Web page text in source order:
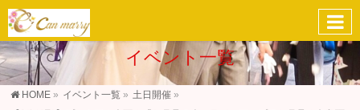
イベント一覧
HOME » イベント一覧 » 土日開催 »